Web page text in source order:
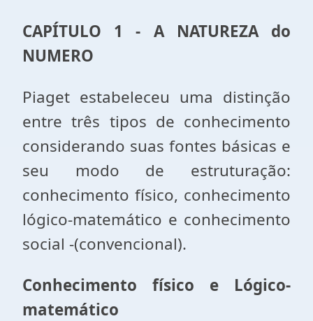
CAPÍTULO 1 - A NATUREZA do
NUMERO
Piaget estabeleceu uma distinção
entre três tipos de conhecimento
considerando suas fon­tes básicas e
seu modo de estruturação:
conhecimento físi­co, conhecimento
lógico-matemático e conhecimento
social -(convencional).
Conhecimento físico e Lógico-
matemático